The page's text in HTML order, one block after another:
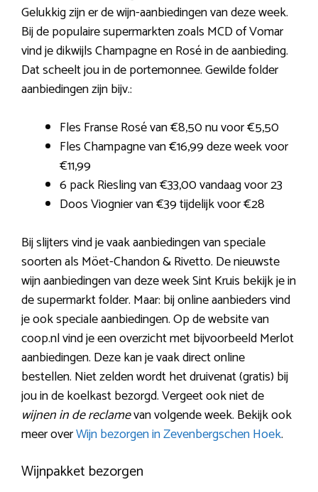
Gelukkig zijn er de wijn-aanbiedingen van deze week.
Bij de populaire supermarkten zoals MCD of Vomar
vind je dikwijls Champagne en Rosé in de aanbieding.
Dat scheelt jou in de portemonnee. Gewilde folder
aanbiedingen zijn bijv.:
Fles Franse Rosé van €8,50 nu voor €5,50
Fles Champagne van €16,99 deze week voor
€11,99
6 pack Riesling van €33,00 vandaag voor 23
Doos Viognier van €39 tijdelijk voor €28
Bij slijters vind je vaak aanbiedingen van speciale
soorten als Möet-Chandon & Rivetto. De nieuwste
wijn aanbiedingen van deze week Sint Kruis bekijk je in
de supermarkt folder. Maar: bij online aanbieders vind
je ook speciale aanbiedingen. Op de website van
coop.nl vind je een overzicht met bijvoorbeeld Merlot
aanbiedingen. Deze kan je vaak direct online
bestellen. Niet zelden wordt het druivenat (gratis) bij
jou in de koelkast bezorgd. Vergeet ook niet de
wijnen in de reclamevan volgende week. Bekijk ook
meer overWijn bezorgen in Zevenbergschen Hoek.
Wijnpakket bezorgen